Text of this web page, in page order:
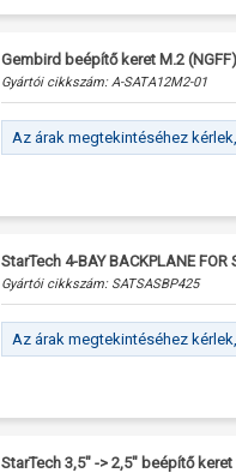
Gembird beépítő keret M.2
Gyártói cikkszám:A-SATA12M2-01
Az árak megtekintéséhez
StarTech 4-BAY BACKPLANE FOR
Gyártói cikkszám: SATSASBP425
Az árak megtekintéséhez
StarTech 3,5" -> 2,5" beépítő